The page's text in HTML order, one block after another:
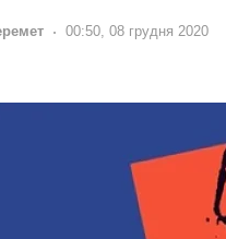
Дата:
00:50, 08 грудня 2020